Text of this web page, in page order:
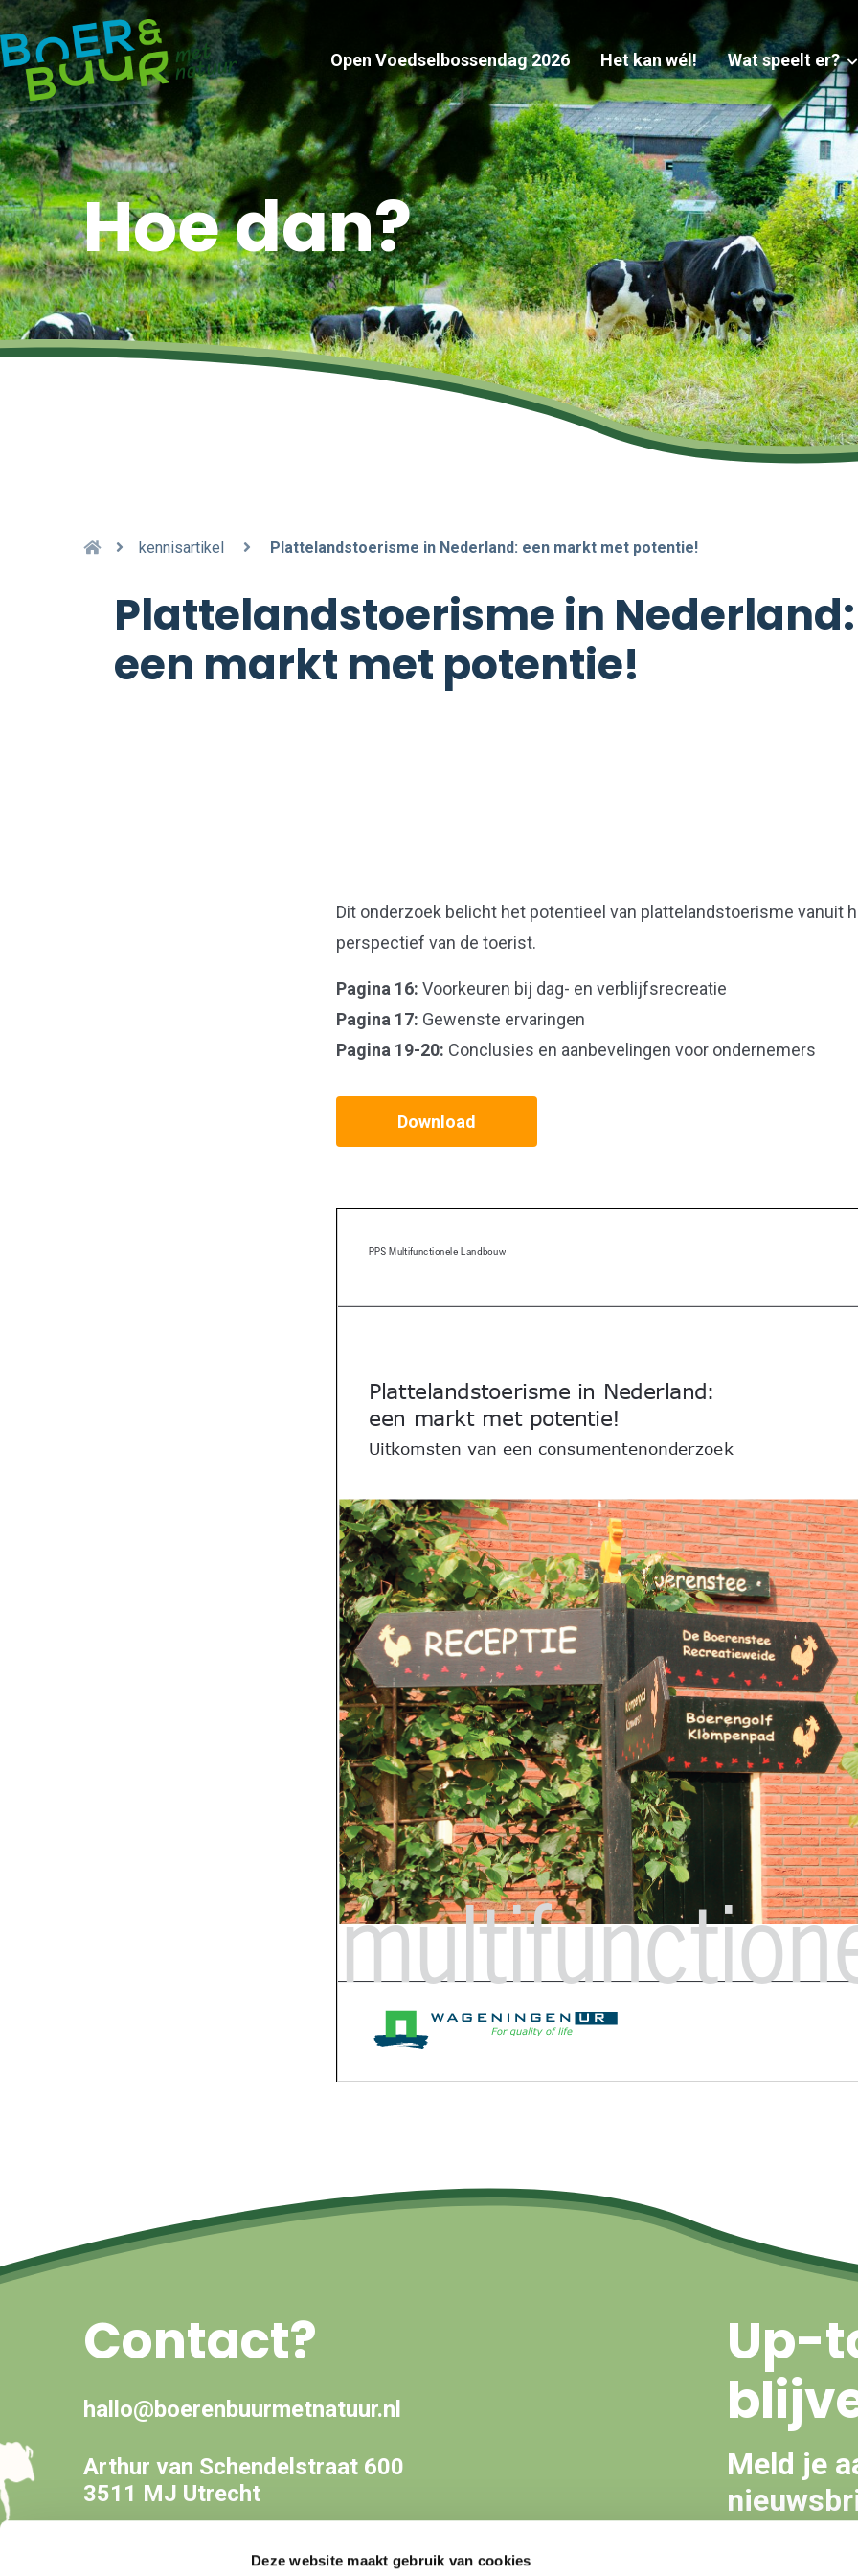
Deze website maakt gebruik van cookies
Open Voedselbossendag 2026 Het kan wél! Wat speelt er?
Hoe dan?
kennisartikel Plattelandstoerisme in Nederland: een markt met potentie!
Plattelandstoerisme in Nederland:
een markt met potentie!
Dit onderzoek belicht het potentieel van plattelandstoerisme vanuit
perspectief van de toerist.
Pagina 16: Voorkeuren bij dag- en verblijfsrecreatie
Pagina 17: Gewenste ervaringen
Pagina 19-20: Conclusies en aanbevelingen voor ondernemers
Download
Contact?
hallo@boerenbuurmetnatuur.nl
Arthur van Schendelstraat 600
3511 MJ Utrecht
Up-
Meld je